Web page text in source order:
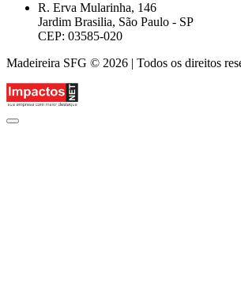
R. Erva Mularinha, 146
Jardim Brasilia, São Paulo - SP
CEP: 03585-020
Madeireira SFG © 2026 | Todos os direitos